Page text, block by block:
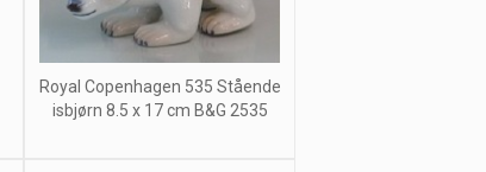
Royal Copenhagen 535 Stående
isbjørn 8.5 x 17 cm B&G 2535